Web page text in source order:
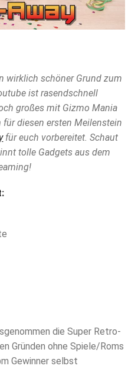
wirklich schöner Grund zum
ist rasendschnell
großes mit Gizmo Mania
für diesen ersten Meilenstein
für euch vorbereitet. Schaut
tolle Gadgets aus dem
die Super Retro-
Gründen ohne Spiele/Roms
Gewinner selbst